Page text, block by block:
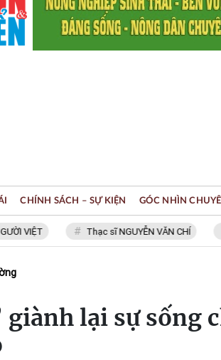
Thạc sĩ NGUYỄN VĂN CHÍ
CHÍNH SÁCH – SỰ KIỆN GÓC NHÌN
giành lại sự sống